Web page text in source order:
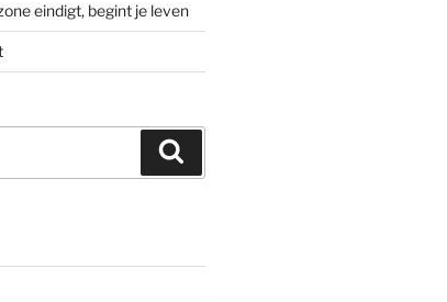
eindigt, begint je leven